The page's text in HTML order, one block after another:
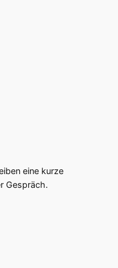
eine kurze
Gespräch.